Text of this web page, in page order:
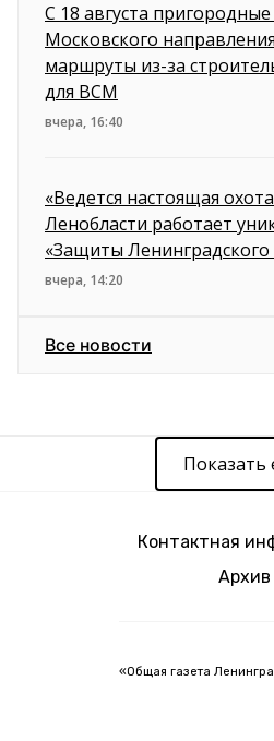
С 18 августа
Московского
маршруты из-за
для ВСМ
вчера, 16:40
«Ведется настоящая
Ленобласти работает
«Защиты Ленинградского
вчера, 14:20
Все новости
Показать
Контактная
Архив
«Общая газета